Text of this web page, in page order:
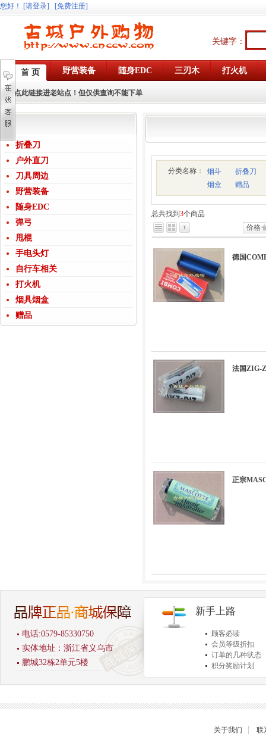
您好 ！ [请登录] [免费注册]
关键字：
首 页 野营装备 随身EDC 三刃木 打火机
点此链接进老站点！但仅供查询不能下单
折叠刀
户外直刀
刀具周边
野营装备
随身EDC
弹弓
甩棍
手电头灯
自行车相关
打火机
烟具烟盒
赠品
分类名称： 烟斗
折叠刀
烟盒
赠品
总共找到 3个商品
价格
德国
法国ZIG-
正宗
电话:0579-85330750
实体地址：浙江省义乌市
鹏城32栋2单元5楼
新手上路
顾客必读
会员等级折扣
订单的几种状态
积分奖励计划
商品退货保障
关于我们 联